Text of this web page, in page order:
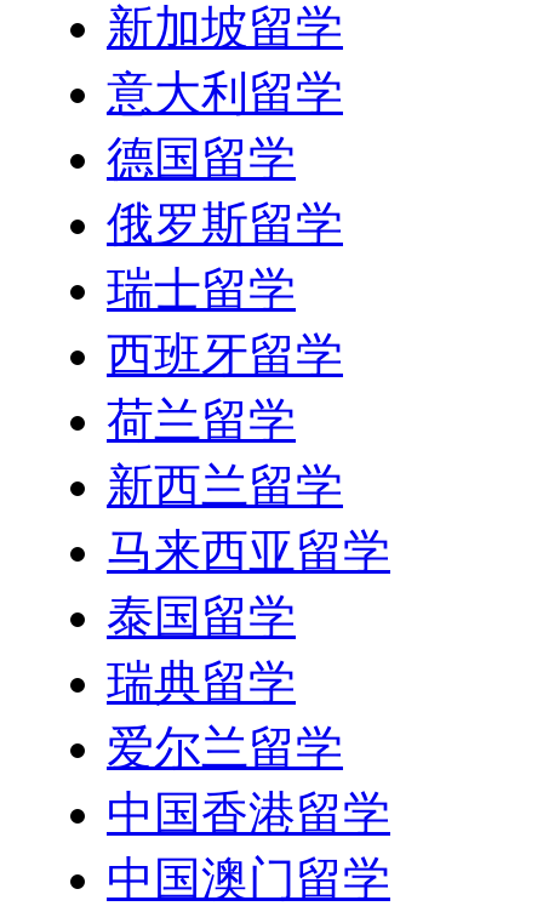
新加坡留学
意大利留学
德国留学
俄罗斯留学
瑞士留学
西班牙留学
荷兰留学
新西兰留学
马来西亚留学
泰国留学
瑞典留学
爱尔兰留学
中国香港留学
中国澳门留学